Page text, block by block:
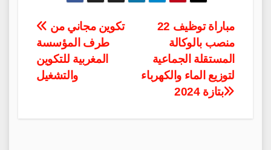
Post
navigation
مباراة توظيف 22
منصب بالوكالة
المستقلة الجماعية
لتوزيع الماء والكهرباء
بتازة 2024
طرف المؤسسة
المغربية للتكوين
والتشغيل